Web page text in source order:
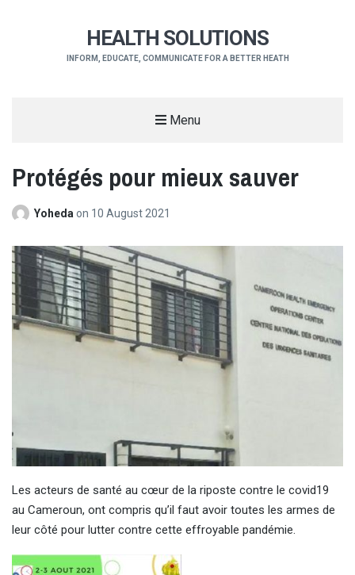
HEALTH SOLUTIONS
INFORM, EDUCATE, COMMUNICATE FOR A BETTER HEATH
Menu
Protégés pour mieux sauver
Yoheda on 10 August 2021
Les acteurs de santé au cœur de la riposte contre le covid19
au Cameroun, ont compris qu’il faut avoir toutes les armes de
leur côté pour lutter contre cette effroyable pandémie.